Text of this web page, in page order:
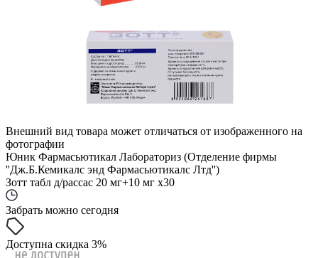
Внешний вид товара может отличаться от изображенного на
фотографии
Юник Фармасьютикал Лабораториз (Отделение фирмы
''Дж.Б.Кемикалс энд Фармасьютикалс Лтд'')
Зотт табл д/рассас 20 мг+10 мг x30
Забрать можно сегодня
Доступна скидка 3%